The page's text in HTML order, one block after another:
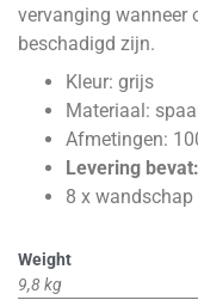
vervanging wanneer
beschadigd zijn.
Kleur: grijs
Materiaal:
Afmetingen:
Levering bevat:
8 x wandschap
Weight
9,8 kg